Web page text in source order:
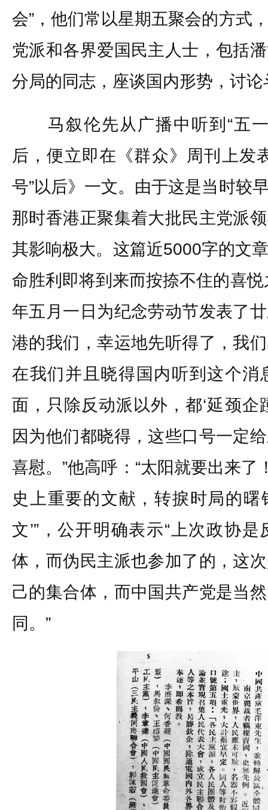
会”，他们常以星期五聚会的方式
党派和各界爱国民主人士，包括
分局的同志，座谈国内形势，讨
马叙伦先从广播中听到“五一
后，便立即在《群众》周刊上发
号”以后》一文。由于这是当时较
那时香港正聚集着大批民主党派
其影响极大。这篇近5000字的文
命胜利即将到来而按捺不住的喜
年五月一日为纪念劳动节发表了
港的我们，幸运地先听得了，我
在我们并且晓得国内听到这个消
面，只除反动派以外，都‘延颈企
因为他们都晓得，这些口号一定
喜慰。”他高呼：“太阳就要出来了
史上重要的文献，转捩时局的曙
文’”，公开明确表示“上次政协
体，而伪民主派也参加了的，这
己的集合体，而中国共产党是当
同。”